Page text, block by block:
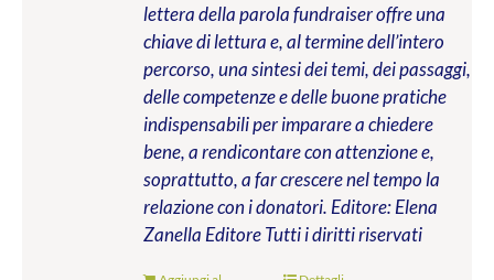
lettera della parola fundraiser offre una
chiave di lettura e, al termine dell’intero
percorso, una sintesi dei temi, dei passaggi,
delle competenze e delle buone pratiche
indispensabili per imparare a chiedere
bene, a rendicontare con attenzione e,
soprattutto, a far crescere nel tempo la
relazione con i donatori. Editore: Elena
Zanella EditoreTutti i diritti riservati